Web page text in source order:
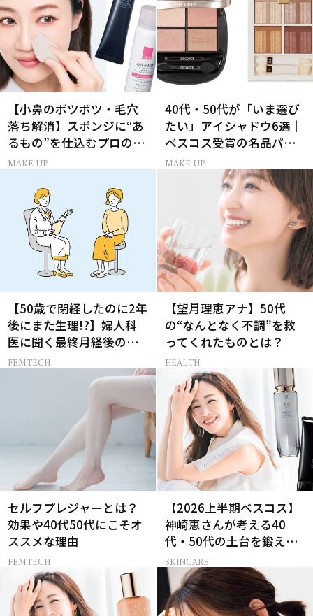
【小鼻のボツボツ・毛穴
落ち解消】スポンジに“あ
るもの”を仕込むプロの超
簡単メイクテク
MAKE UP
40代・50代が「いま選び
たい」アイシャドウ6選｜
ベスコス受賞の名品パレ
ット＆単色アイカラー
MAKE UP
【50歳で閉経したのに2年
後にまた生理!?】婦人科
医に聞く最終月経後の出
血の対処法
FEMTECH
【望月理恵アナ】50代
の“なんとなく不調”を救
ってくれたものとは？
HEALTH
セルフプレジャーとは？
効果や40代50代にこそオ
ススメな理由
FEMTECH
【2026上半期ベスコス】
神崎恵さんが考える40
代・50代の土台を鍛える
肌投資名品
SKINCARE